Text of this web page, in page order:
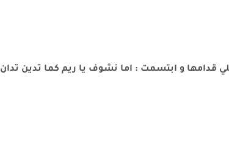
قدامها و ابتسمت : اما نشوف يا ريم كما تدين تدان